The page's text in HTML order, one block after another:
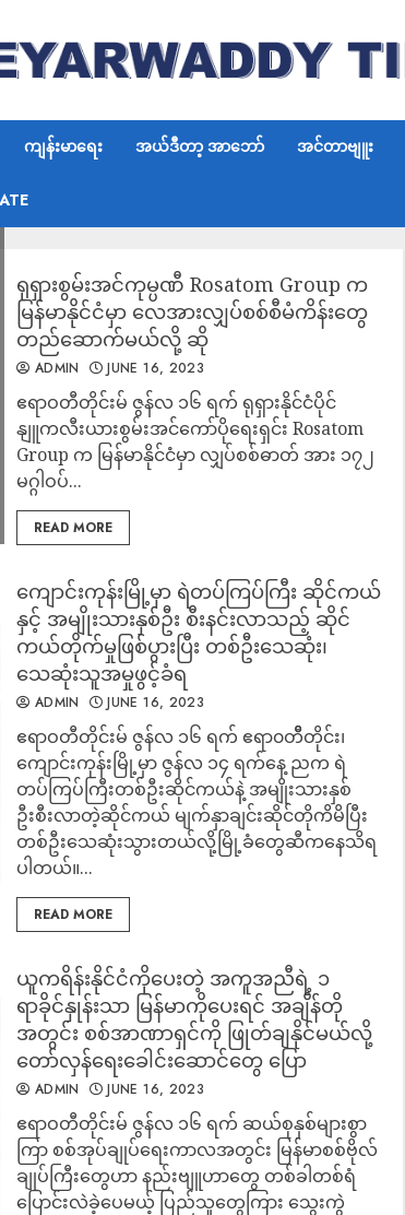
ကျန်းမာရေး အယ်ဒီတာ့ အာဘော် အင်တာဗျူး
ရုရှားစွမ်းအင်ကုမ္ပဏီ Rosatom Group က
မြန်မာနိုင်ငံမှာ လေအားလျှပ်စစ်စီမံကိန်းတွေ
တည်ဆောက်မယ်လို့ ဆို
ADMIN JUNE 16, 2023
ဧရာဝတီတိုင်းမ် ဇွန်လ ၁၆ ရက် ရုရှားနိုင်ငံပိုင်
နျူကလီးယားစွမ်းအင်ကော်ပိုရေးရှင်း Rosatom
Group က မြန်မာနိုင်ငံမှာ လျှပ်စစ်ဓာတ် အား ၁၇၂
မဂ္ဂါဝပ်...
READ MORE
ကျောင်းကုန်းမြို့မှာ ရဲတပ်ကြပ်ကြီး ဆိုင်ကယ်
နှင့် အမျိုးသားနှစ်ဦး စီးနင်းလာသည့် ဆိုင်
ကယ်တိုက်မှုဖြစ်ပွားပြီး တစ်ဦးသေဆုံး၊
သေဆုံးသူအမှုဖွင့်ခံရ
ADMIN JUNE 16, 2023
ဧရာဝတီတိုင်းမ် ဇွန်လ ၁၆ ရက် ဧရာ၀တိီတိုင်း၊
ကျောင်းကုန်းမြို့မှာ ဇွန်လ ၁၄ ရက်နေ့ ညက ရဲ
တပ်ကြပ်ကြီးတစ်ဦးဆိုင်ကယ်နဲ့ အမျိုးသားနှစ်
ဦးစီးလာတဲ့ဆိုင်ကယ် မျက်နှာချင်းဆိုင်တိုကိမိပြီး
တစ်ဦးသေဆုံးသွားတယ်လို့မြို့ခံတွေဆီကနေသိရ
ပါတယ်။...
READ MORE
ယူကရိန်းနိုင်ငံကိုပေးတဲ့ အကူအညီရဲ့ ၁
ရာခိုင်နှုန်းသာ မြန်မာကိုပေးရင် အချိန်တို
အတွင်း စစ်အာဏာရှင်ကို ဖြုတ်ချနိုင်မယ်လို့
တော်လှန်ရေးခေါင်းဆောင်တွေ ပြော
ADMIN JUNE 16, 2023
ဧရာဝတီတိုင်းမ် ဇွန်လ ၁၆ ရက် ဆယ်စုနှစ်များစွာ
ကြာ စစ်အုပ်ချုပ်ရေးကာလအတွင်း မြန်မာစစ်ဗိုလ်
ချုပ်ကြီးတွေဟာ နည်းဗျူဟာတွေ တစ်ခါတစ်ရံ
ပြောင်းလဲခဲ့ပေမယ့် ပြည်သူတွေကြား သွေးကွဲ